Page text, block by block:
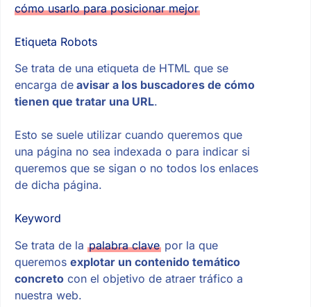
cómo usarlo para posicionar mejor
Etiqueta Robots
Se trata de una etiqueta de HTML que se
encarga deavisar a los buscadores de cómo
tienen que tratar una URL.
Esto se suele utilizar cuando queremos que
una página no sea indexada o para indicar si
queremos que se sigan o no todos los enlaces
de dicha página.
Keyword
Se trata de la palabra clavepor la que
queremos explotar un contenido temático
concretocon el objetivo de atraer tráfico a
nuestra web.